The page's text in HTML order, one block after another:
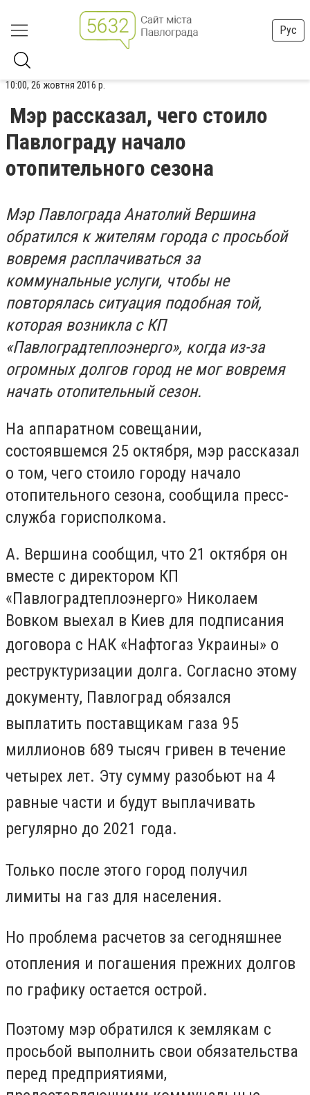
Рус
10:00, 26 жовтня 2016 р.
Мэр рассказал, чего стоило
Павлограду начало
отопительного сезона
Мэр Павлограда Анатолий Вершина
обратился к жителям города с просьбой
вовремя расплачиваться за
коммунальные услуги, чтобы не
повторялась ситуация подобная той,
которая возникла с КП
«Павлоградтеплоэнерго», когда из-за
огромных долгов город не мог вовремя
начать отопительный сезон.
На аппаратном совещании,
состоявшемся 25 октября, мэр рассказал
о том, чего стоило городу начало
отопительного сезона, сообщила пресс-
служба горисполкома.
А. Вершина сообщил, что 21 октября он
вместе с директором КП
«Павлоградтеплоэнерго» Николаем
Вовком выехал в Киев для подписания
договора с НАК «Нафтогаз Украины» о
реструктуризации долга. Согласно этому
документу, Павлоград обязался
выплатить поставщикам газа 95
миллионов 689 тысяч гривен в течение
четырех лет. Эту сумму разобьют на 4
равные части и будут выплачивать
регулярно до 2021 года.
Только после этого город получил
лимиты на газ для населения.
Но проблема расчетов за сегодняшнее
отопления и погашения прежних долгов
по графику остается острой.
Поэтому мэр обратился к землякам с
просьбой выполнить свои обязательства
перед предприятиями,